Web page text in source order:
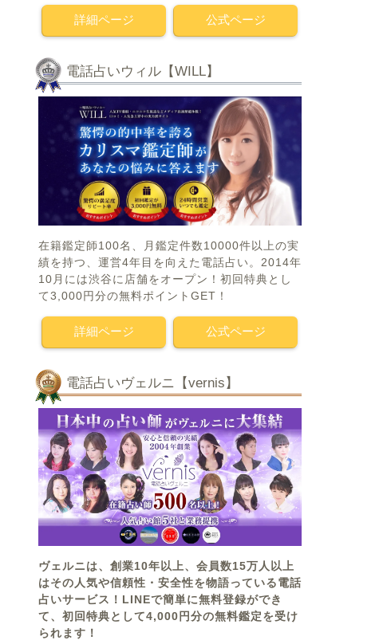
詳細ページ 公式ページ
電話占いウィル【WILL】
在籍鑑定師100名、月鑑定件数10000件以上の実
績を持つ、運営4年目を向えた電話占い。2014年
10月には渋谷に店舗をオープン！初回特典とし
て3,000円分の無料ポイントGET！
詳細ページ 公式ページ
電話占いヴェルニ【vernis】
ヴェルニは、創業10年以上、会員数15万人以上
はその人気や信頼性・安全性を物語っている電話
占いサービス！LINEで簡単に無料登録ができ
て、初回特典として4,000円分の無料鑑定を受け
られます！